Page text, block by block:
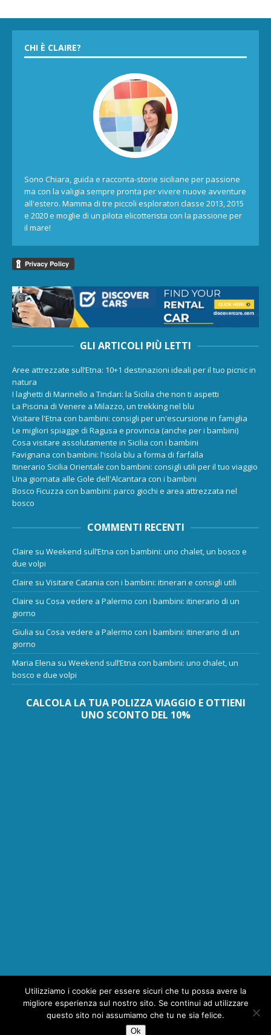
CHI È CLAIRE?
Sono Chiara, guida e racconta-storie siciliane per passione
ma con la valigia sempre pronta per vivere nuove avventure
all'estero. Mamma di tre piccoli esploratori classe 2013, 2015
e 2020 e moglie di un pilota elicotterista con la passione per
il mare!
GLI ARTICOLI PIÙ LETTI
Aree attrezzate sull’Etna: 10+1 destinazioni ideali per il tuo picnic in
natura
I laghetti di Marinello a Tindari: la Sicilia che non ti aspetti
La Piscina di Venere a Milazzo, un trekking nel blu
Visitare l'Etna con bambini: consigli per un'escursione in famiglia
Le migliori spiagge di Ragusa e provincia (anche per i bambini)
Cosa visitare assolutamente in Sicilia con i bambini
Favignana con bambini: l'isola blu a forma di farfalla
Itinerario Sicilia Orientale con bambini: consigli utili per il tuo viaggio
Una giornata alle Gole dell'Alcantara con i bambini
Bosco Ficuzza con bambini: parco giochi e area attrezzata nel
bosco
COMMENTI RECENTI
Claire su Weekend sull’Etna con bambini: uno chalet, un bosco e
due volpi
Claire su Visitare Catania con i bambini: itinerari e consigli utili
Claire su Cosa vedere a Palermo con i bambini: itinerario di un
giorno
Giulia su Cosa vedere a Palermo con i bambini: itinerario di un
giorno
Maria Elena su Weekend sull’Etna con bambini: uno chalet, un
bosco e due volpi
CALCOLA LA TUA POLIZZA VIAGGIO E OTTIENI
UNO SCONTO DEL 10%
Utilizziamo i cookie per essere sicuri che tu possa avere la
migliore esperienza sul nostro sito. Se continui ad utilizzare
questo sito noi assumiamo che tu ne sia felice.
Ok